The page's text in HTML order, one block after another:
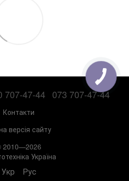
707-47-44 073 707-47-44
Контакти
версія сайту
2010—2026
Україна
Укр Рус